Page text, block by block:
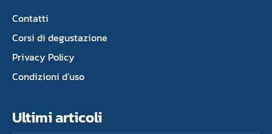
Contatti
Corsi di degustazione
Privacy Policy
Condizioni d’uso
Ultimi articoli